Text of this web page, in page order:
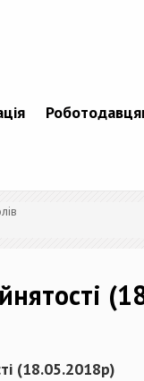
(18.05.2018р)